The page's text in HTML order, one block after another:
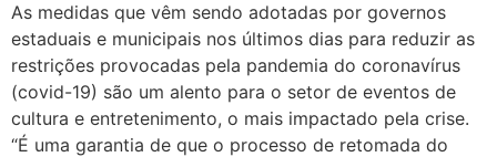
As medidas que vêm sendo adotadas por governos
estaduais e municipais nos últimos dias para reduzir as
restrições provocadas pela pandemia do coronavírus
(covid-19) são um alento para o setor de eventos de
cultura e entretenimento, o mais impactado pela crise.
“É uma garantia de que o processo de retomada do